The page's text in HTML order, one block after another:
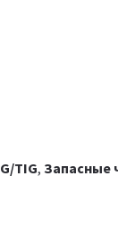
TIG, Запасные